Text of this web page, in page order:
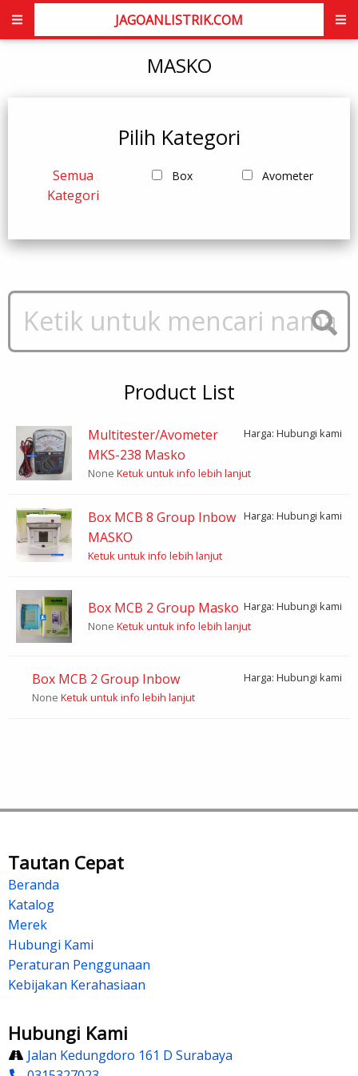
JAGOANLISTRIK.COM
MASKO
Pilih Kategori
Semua
Kategori
Box Avometer
Product List
Multitester/Avometer
MKS-238 Masko
Harga: Hubungi kami
None Ketuk untuk info lebih lanjut
Box MCB 8 Group Inbow
MASKO
Harga: Hubungi kami
Ketuk untuk info lebih lanjut
Box MCB 2 Group Masko Harga: Hubungi kami
None Ketuk untuk info lebih lanjut
Box MCB 2 Group Inbow
Harga: Hubungi kami
None Ketuk untuk info lebih lanjut
Tautan Cepat
Beranda
Katalog
Merek
Hubungi Kami
Peraturan Penggunaan
Kebijakan Kerahasiaan
Hubungi Kami
Jalan Kedungdoro 161 D Surabaya